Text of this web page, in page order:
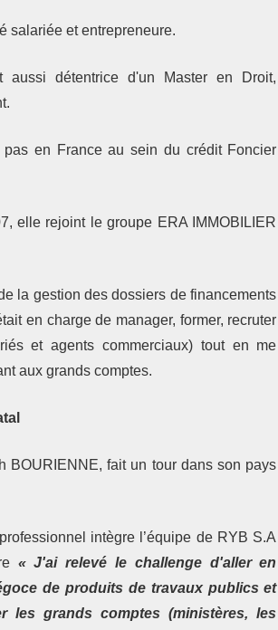
salariée et entrepreneure.
aussi détentrice d'un Master en Droit,
pas en France au sein du crédit Foncier
elle rejoint le groupe ERA IMMOBILIER
la gestion des dossiers de financements
en charge de manager, former, recruter
et agents commerciaux) tout en me
aux grands comptes.
BOURIENNE, fait un tour dans son pays
intègre l’équipe de RYB S.A
« J'ai relevé le challenge d'aller en
de produits de travaux publics et
les grands comptes (ministères, les